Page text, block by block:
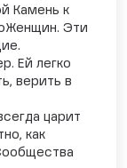
Камень к
Эти
Ей легко
верить в
царит
как